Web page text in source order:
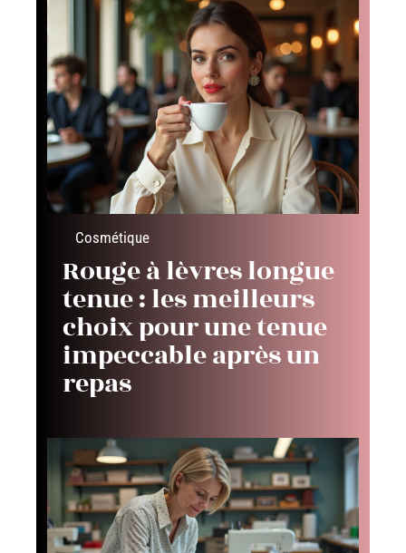
Cosmétique
Rouge à lèvres longue
tenue : les meilleurs
choix pour une tenue
impeccable après un
repas